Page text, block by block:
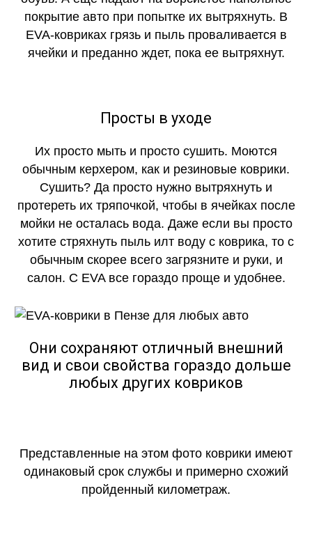
покрытие авто при попытке их вытряхнуть. В
EVA-ковриках грязь и пыль проваливается в
ячейки и преданно ждет, пока ее вытряхнут.
Просты в уходе
Их просто мыть и просто сушить. Моются
обычным керхером, как и резиновые коврики.
Сушить? Да просто нужно вытряхнуть и
протереть их тряпочкой, чтобы в ячейках после
мойки не осталась вода. Даже если вы просто
хотите стряхнуть пыль илт воду с коврика, то с
обычным скорее всего загрязните и руки, и
салон. С EVA все гораздо проще и удобнее.
Они сохраняют отличный внешний
вид и свои свойства гораздо дольше
любых других ковриков
Представленные на этом фото коврики имеют
одинаковый срок службы и примерно схожий
пройденный километраж.